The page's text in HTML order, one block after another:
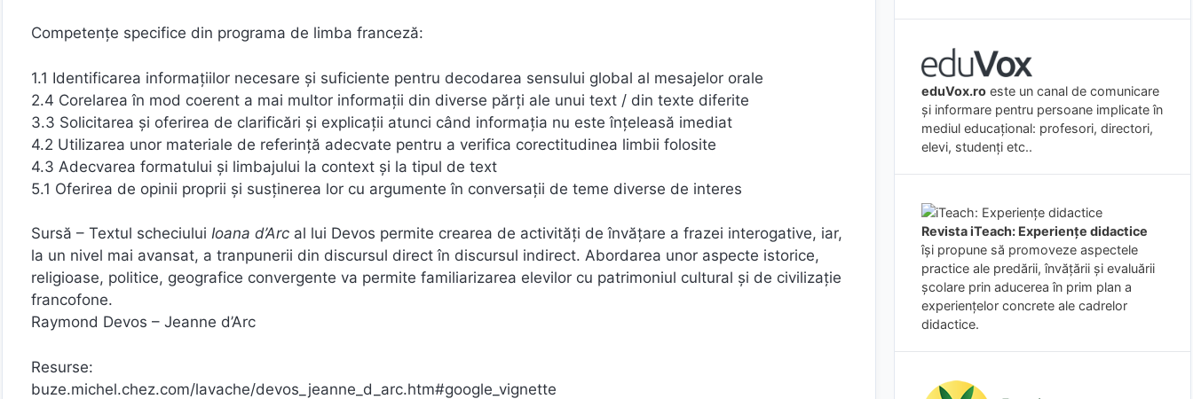
Competențe specifice din programa de limba franceză:
1.1 Identificarea informaţiilor necesare şi suficiente pentru decodarea sensului global al mesajelor orale
2.4 Corelarea în mod coerent a mai multor informaţii din diverse părţi ale unui text / din texte diferite
3.3 Solicitarea şi oferirea de clarificări şi explicaţii atunci când informaţia nu este înţeleasă imediat
4.2 Utilizarea unor materiale de referinţă adecvate pentru a verifica corectitudinea limbii folosite
4.3 Adecvarea formatului şi limbajului la context şi la tipul de text
5.1 Oferirea de opinii proprii şi susţinerea lor cu argumente în conversaţii de teme diverse de interes
Sursă – Textul scheciului Ioana d’Arc al lui Devos permite crearea de activități de învățare a frazei interogative, iar,
la un nivel mai avansat, a tranpunerii din discursul direct în discursul indirect. Abordarea unor aspecte istorice,
religioase, politice, geografice convergente va permite familiarizarea elevilor cu patrimoniul cultural și de civilizație
francofone.
Raymond Devos – Jeanne d’Arc
Resurse:
buze.michel.chez.com/lavache/devos_jeanne_d_arc.htm#google_vignette
eduVox.ro este un canal de comunicare
și informare pentru persoane implicate în
mediul educațional: profesori, directori,
elevi, studenți etc..
Revista iTeach: Experienţe didactice
îşi propune să promoveze aspectele
practice ale predării, învăţării şi evaluării
şcolare prin aducerea în prim plan a
experienţelor concrete ale cadrelor
didactice.